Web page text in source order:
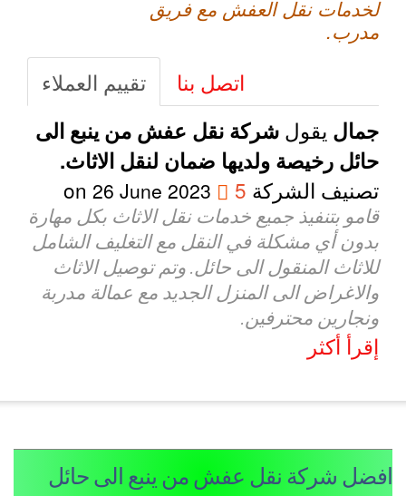
لخدمات نقل العفش مع فريق
مدرب.
تقييم العملاء
اتصل بنا
جماليقولشركة نقل عفش من ينبع الى
حائل رخيصة ولديها ضمان لنقل الاثاث.
تصنيف الشركة5
26 June 2023
قامو بتنفيذ جميع خدمات نقل الاثاث بكل مهارة
بدون أي مشكلة في النقل مع التغليف الشامل
للاثاث المنقول الى حائل. وتم توصيل الاثاث
والاغراض الى المنزل الجديد مع عمالة مدربة
ونجارين محترفين.
إقرأ أكثر
شركة نقل عفش من ينبع الى حائل